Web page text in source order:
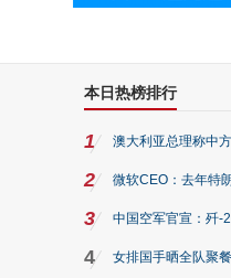
本日热榜排行
1 澳大利亚总理称中
2 微软CEO：去年特
3 中国空军官宣：歼-
4 女排国手晒全队聚